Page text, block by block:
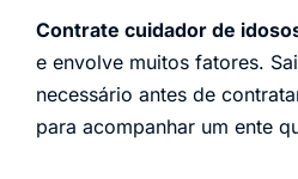
Contrate cuidador de
e envolve muitos fatores.
necessário antes de
para acompanhar um ente